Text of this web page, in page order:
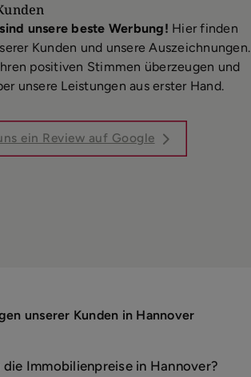
unsere beste Werbung! Hier finden
Kunden und unsere Auszeichnungen.
positiven Stimmen überzeugen und
unsere Leistungen aus erster Hand.
ein Review auf Google
unserer Kunden in Hannover
Immobilienpreise in Hannover?